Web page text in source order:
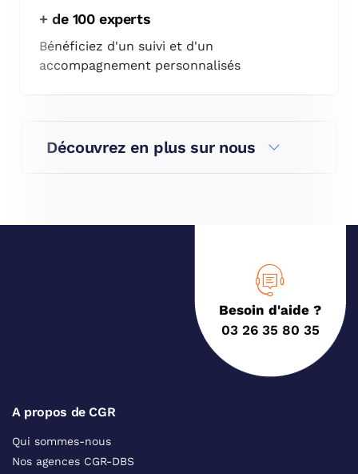
+ de 100 experts
Bénéficiez d'un suivi et d'un
accompagnement personnalisés
Découvrez en plus sur nous
Besoin d'aide ?
03 26 35 80 35
A propos de CGR
Qui sommes-nous
Nos agences CGR-DBS